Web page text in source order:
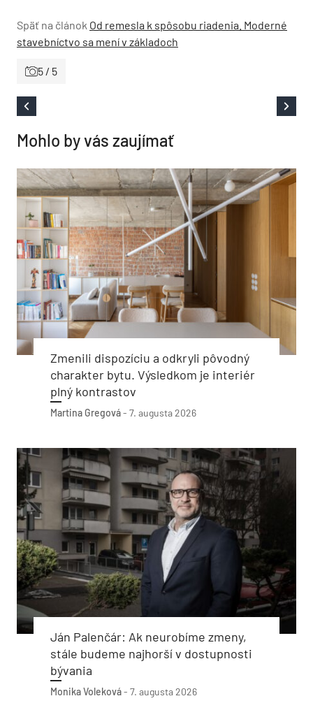
Späť na článok Od remesla k spôsobu riadenia. Moderné
stavebníctvo sa mení v základoch
5 / 5
Mohlo by vás zaujímať
Zmenili dispozíciu a odkryli pôvodný
charakter bytu. Výsledkom je interiér
plný kontrastov
Martina Gregová- 7. augusta 2026
Ján Palenčár: Ak neurobíme zmeny,
stále budeme najhorší v dostupnosti
bývania
Monika Voleková- 7. augusta 2026